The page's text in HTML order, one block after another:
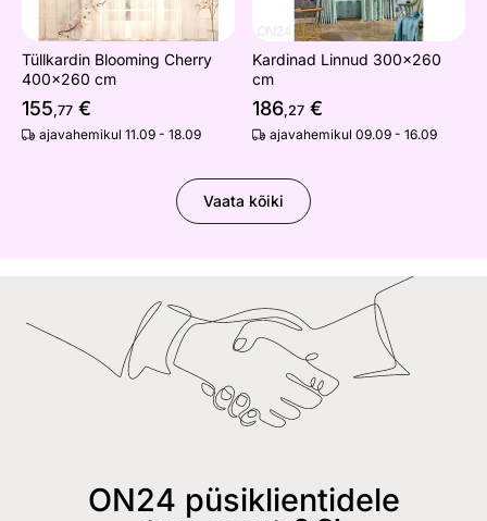
Tüllkardin Blooming Cherry
400x260 cm
155,77 €
ajavahemikul 11.09 - 18.09
Kardinad Linnud 300x260
cm
186,27 €
ajavahemikul 09.09 - 16.09
Vaata kõiki
ON24 püsiklientidele